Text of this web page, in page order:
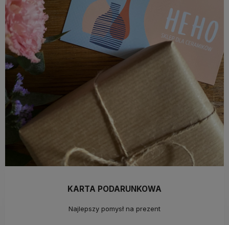
KARTA PODARUNKOWA
Najlepszy pomysł na prezent